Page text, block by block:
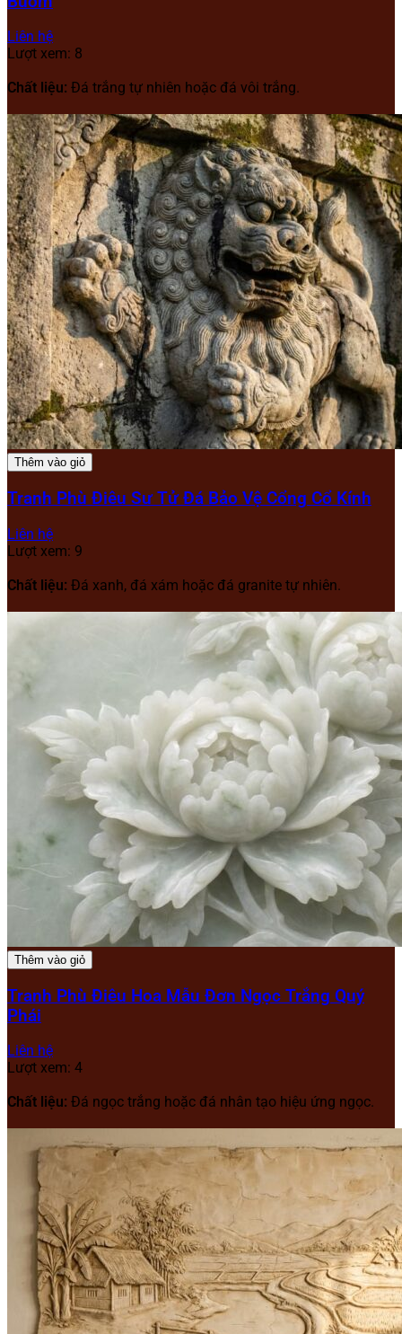
Liên hệ
Lượt xem: 8
Chất liệu: Đá trắng tự nhiên hoặc đá vôi trắng.
Thêm vào giỏ
Tranh Phù Điêu Sư Tử Đá Bảo Vệ Cổng Cổ Kính
Liên hệ
Lượt xem: 9
Chất liệu: Đá xanh, đá xám hoặc đá granite tự nhiên.
Thêm vào giỏ
Tranh Phù Điêu Hoa Mẫu Đơn Ngọc Trắng Quý
Phái
Liên hệ
Lượt xem: 4
Chất liệu: Đá ngọc trắng hoặc đá nhân tạo hiệu ứng ngọc.